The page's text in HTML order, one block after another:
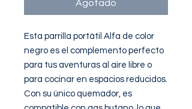
Agotado
Esta parrilla portátil Alfa de color
negro es el complemento perfecto
para tus aventuras al aire libre o
para cocinar en espacios reducidos.
Con su único quemador, es